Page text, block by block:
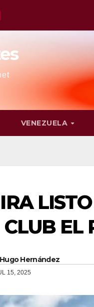
VENEZUELA
CLUB
Hugo Hernández
15, 2025